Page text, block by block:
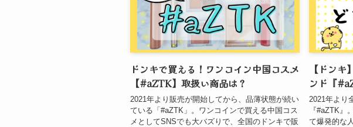
ドンキで買える！ワンコイン中国コスメ
【#aZTK】取扱い商品は？
2021年より販売が開始してから、品薄状態が続い
ている「#aZTK」。ワンコインで買える中国コス
メとしてSNSでも大バズりで、全国のドンキで販
【ドン
ンド『
2021年より
『#aZTK』
て爆発的な